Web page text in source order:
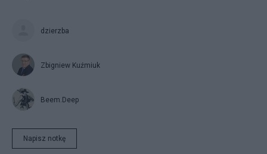
dzierzba
Zbigniew Kuźmiuk
Beem.Deep
Napisz notkę